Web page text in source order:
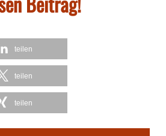
teilen
teilen
teilen